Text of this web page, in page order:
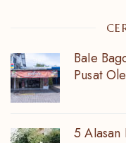
Bale
Pusat
5 Alasan